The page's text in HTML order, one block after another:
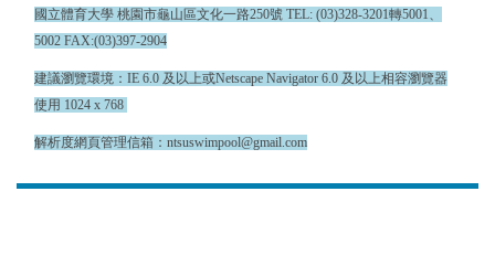
國立體育大學 桃園市龜山區文化一路250號 TEL: (03)328-3201轉5001、
5002 FAX:(03)397-2904
建議瀏覽環境：IE 6.0 及以上或Netscape Navigator 6.0 及以上相容瀏覽器
使用 1024 x 768
解析度網頁管理信箱：ntsuswimpool@gmail.com